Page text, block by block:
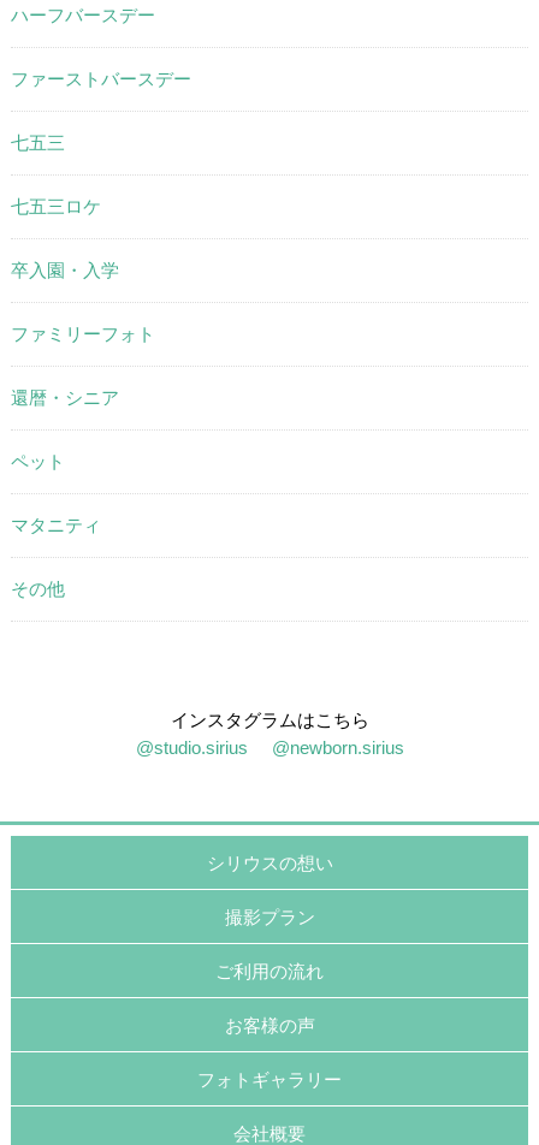
ハーフバースデー
ファーストバースデー
七五三
七五三ロケ
卒入園・入学
ファミリーフォト
還暦・シニア
ペット
マタニティ
その他
インスタグラムはこちら
@studio.sirius
@newborn.sirius
シリウスの想い
撮影プラン
ご利用の流れ
お客様の声
フォトギャラリー
会社概要